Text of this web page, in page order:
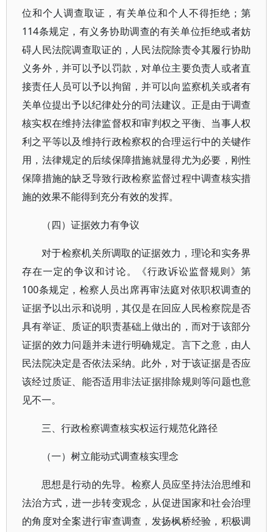
位和个人调查取证，有关单位和个人不得拒绝；第
114条规定，有义务协助调查的有关单位拒绝或者妨
碍人民法院调查取证的，人民法院除责令其履行协助
义务外，并可以予以罚款，对单位主要负责人或者直
接责任人员可以予以拘留，并可以向监察机关或者有
关单位提出予以纪律处分的司法建议。正是由于调查
核实权在维持法律监督权和审判权之平衡、当事人权
利之平等以及维持行政检察权的合理运行中的关键作
用，法律规定的后续保障措施就显得尤为必要，刚性
保障措施的缺乏导致行政检察监督过程中调查核实措
施的效果不能得到充分有效的发挥。
（四）证据效力有争议
对于检察机关所调取的证据效力，理论和实务界
存在一定的争议和讨论。《行政诉讼监督规则》第
100条规定，检察人员出席再审法庭对依职权调查的
证据予以出示和说明，其仅是在回应人民检察院是否
具有举证、质证的职责基础上做出的，而对于该部分
证据的效力问题并未进行明确规定。言下之意，由人
民法院决定是否依法采纳。此外，对于该证据是否应
该经过质证、能否适用非法证据排除规则等问题也意
见不一。
三、行政检察调查核实权运行规范化路径
（一）树立能动式调查核实理念
思想是行动的先导。检察人员应坚持法治思维和
法治方式，进一步转变观念，从促进国家和社会治理
的角度对全案进行审查调查，发扬枫桥经验，积极调